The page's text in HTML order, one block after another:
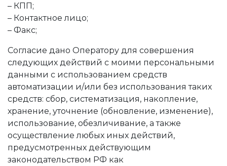
– КПП;
– Контактное лицо;
– Факс;
Согласие дано Оператору для совершения
следующих действий с моими персональными
данными с использованием средств
автоматизации и/или без использования таких
средств: сбор, систематизация, накопление,
хранение, уточнение (обновление, изменение),
использование, обезличивание, а также
осуществление любых иных действий,
предусмотренных действующим
законодательством РФ как